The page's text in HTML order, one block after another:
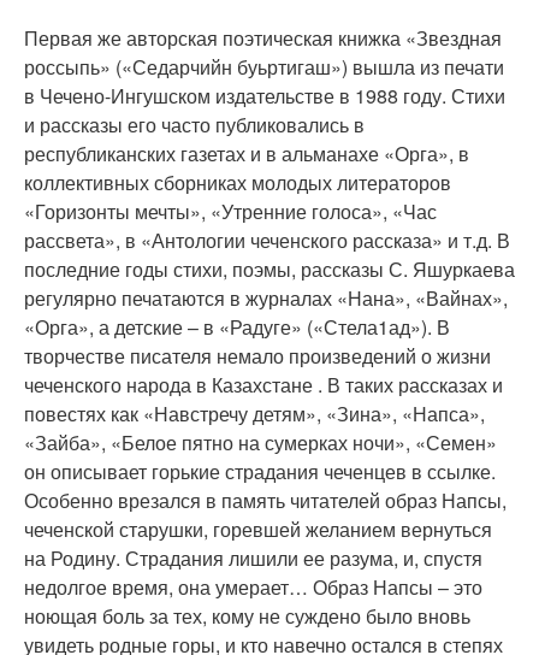
Первая же авторская поэтическая книжка «Звездная
россыпь» («Седарчийн буьртигаш») вышла из печати
в Чечено-Ингушском издательстве в 1988 году. Стихи
и рассказы его часто публиковались в
республиканских газетах и в альманахе «Орга», в
коллективных сборниках молодых литераторов
«Горизонты мечты», «Утренние голоса», «Час
рассвета», в «Антологии чеченского рассказа» и т.д. В
последние годы стихи, поэмы, рассказы С. Яшуркаева
регулярно печатаются в журналах «Нана», «Вайнах»,
«Орга», а детские – в «Радуге» («Стела1ад»). В
творчестве писателя немало произведений о жизни
чеченского народа в Казахстане . В таких рассказах и
повестях как «Навстречу детям», «Зина», «Напса»,
«Зайба», «Белое пятно на сумерках ночи», «Семен»
он описывает горькие страдания чеченцев в ссылке.
Особенно врезался в память читателей образ Напсы,
чеченской старушки, горевшей желанием вернуться
на Родину. Страдания лишили ее разума, и, спустя
недолгое время, она умерает… Образ Напсы – это
ноющая боль за тех, кому не суждено было вновь
увидеть родные горы, и кто навечно остался в степях